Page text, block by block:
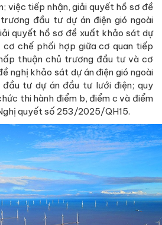
việc tiếp nhận, giải quyết hồ sơ đề
đầu tư dự án điện gió ngoài
quyết hồ sơ đề xuất khảo sát dự
cơ chế phối hợp giữa cơ quan tiếp
thuận chủ trương đầu tư và cơ
nghị khảo sát dự án điện gió ngoài
tư dự án đầu tư lưới điện; quy
thi hành điểm b, điểm c và điểm
quyết số 253/2025/QH15.